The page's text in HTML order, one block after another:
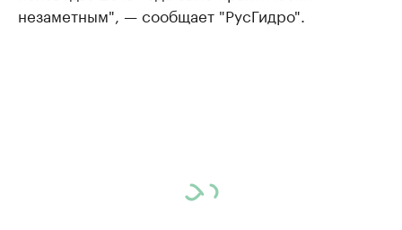
незаметным", — сообщает "РусГидро".